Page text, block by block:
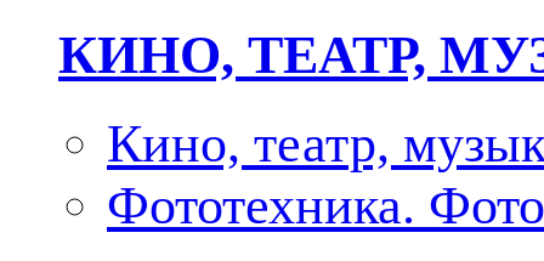
КИНО, ТЕАТР,
Кино, театр,
Фототехника.